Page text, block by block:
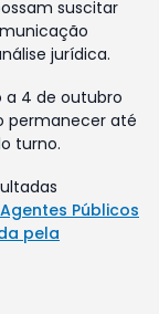
suscitar
jurídica.
a 4 de outubro
permanecer até
turno.
Públicos
pela